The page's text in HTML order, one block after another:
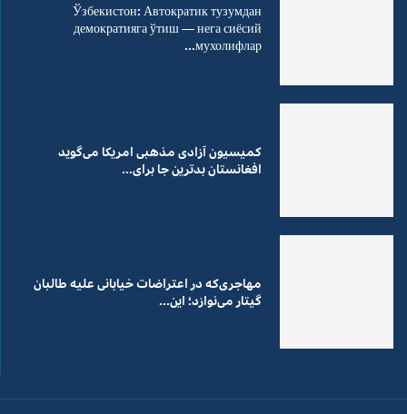
Ўзбекистон: Автократик тузумдан
демократияга ўтиш — нега сиёсий
мухолифлар...
کمیسیون آزادی مذهبی امریکا می‌گوید
افغانستان بدترین جا برای...
مهاجری‌که در اعتراضات خیابانی علیه طالبان
گیتار می‌نوازد؛ این...